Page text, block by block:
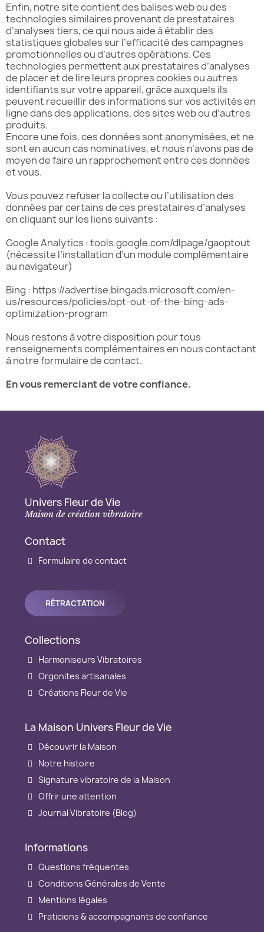
Enfin, notre site contient des balises web ou des
technologies similaires provenant de prestataires
d’analyses tiers, ce qui nous aide à établir des
statistiques globales sur l’efficacité des campagnes
promotionnelles ou d’autres opérations. Ces
technologies permettent aux prestataires d’analyses
de placer et de lire leurs propres cookies ou autres
identifiants sur votre appareil, grâce auxquels ils
peuvent recueillir des informations sur vos activités en
ligne dans des applications, des sites web ou d’autres
produits.
Encore une fois, ces données sont anonymisées, et ne
sont en aucun cas nominatives, et nous n’avons pas de
moyen de faire un rapprochement entre ces données
et vous.
Vous pouvez refuser la collecte ou l’utilisation des
données par certains de ces prestataires d’analyses
en cliquant sur les liens suivants :
Google Analytics : tools.google.com/dlpage/gaoptout
(nécessite l’installation d’un module complémentaire
au navigateur)
Bing : https://advertise.bingads.microsoft.com/en-
us/resources/policies/opt-out-of-the-bing-ads-
optimization-program
Nous restons à votre disposition pour tous
renseignements complémentaires en nous contactant
à notre formulaire de contact.
En vous remerciant de votre confiance.
Univers Fleur de Vie
Maison de création vibratoire
Contact
Formulaire de contact
RÉTRACTATION
Collections
Harmoniseurs Vibratoires
Orgonites artisanales
Créations Fleur de Vie
La Maison Univers Fleur de Vie
Découvrir la Maison
Notre histoire
Signature vibratoire de la Maison
Offrir une attention
Journal Vibratoire (Blog)
Informations
Questions fréquentes
Conditions Générales de Vente
Mentions légales
Praticiens & accompagnants de confiance